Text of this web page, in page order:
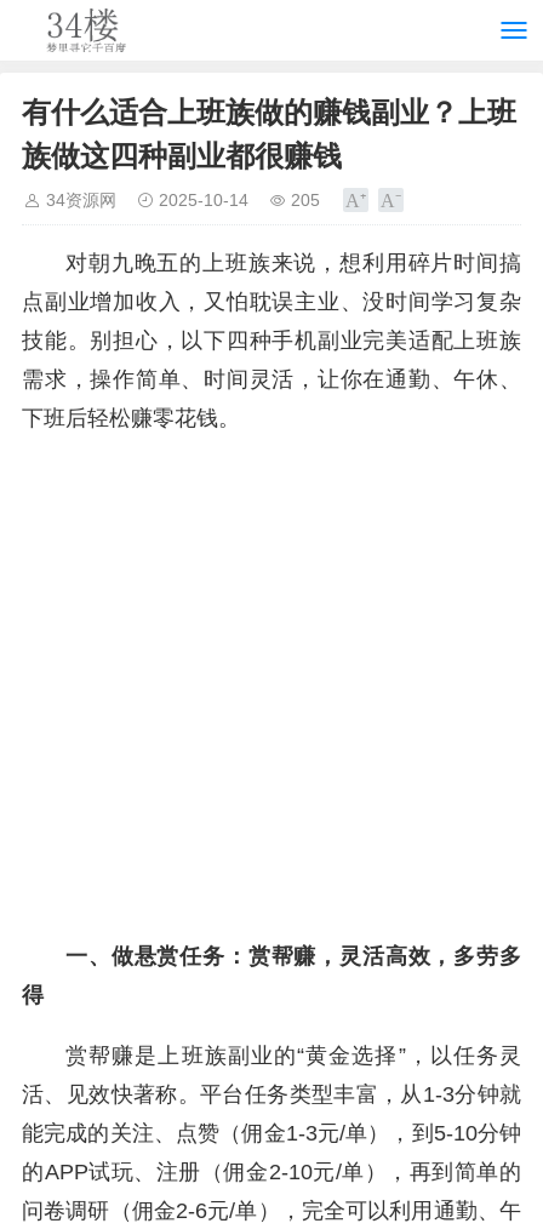
有什么适合上班族做的赚钱副业？上班
族做这四种副业都很赚钱
34资源网 2025-10-14 205
对朝九晚五的上班族来说，想利用碎片时间搞
点副业增加收入，又怕耽误主业、没时间学习复杂
技能。别担心，以下四种手机副业完美适配上班族
需求，操作简单、时间灵活，让你在通勤、午休、
下班后轻松赚零花钱。
一、做悬赏任务：赏帮赚，灵活高效，多劳多
得
赏帮赚是上班族副业的“黄金选择”，以任务灵
活、见效快著称。平台任务类型丰富，从1-3分钟就
能完成的关注、点赞（佣金1-3元/单），到5-10分钟
的APP试玩、注册（佣金2-10元/单），再到简单的
问卷调研（佣金2-6元/单），完全可以利用通勤、午